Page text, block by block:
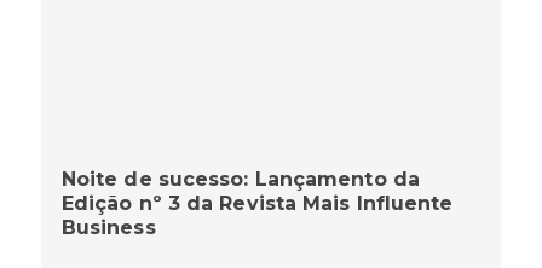
Noite de sucesso: Lançamento da
Edição nº 3 da Revista Mais Influente
Business